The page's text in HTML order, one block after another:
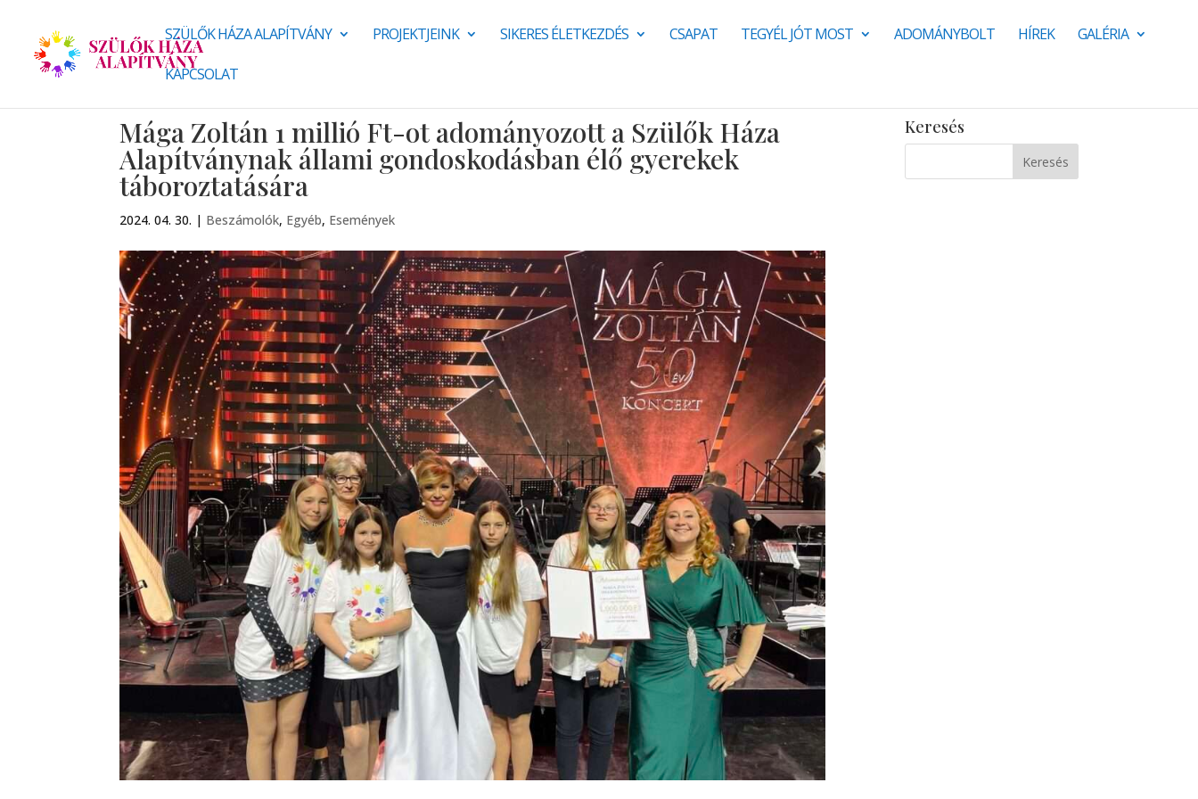
SZÜLŐK HÁZA ALAPÍTVÁNY PROJEKTJEINK SIKERES ÉLETKEZDÉS CSAPAT TEGYÉL JÓT MOST ADOMÁNYBOLT HÍREK GALÉRIA
KAPCSOLAT
Mága Zoltán 1 millió Ft-ot adományozott a Szülők Háza
Alapítványnak állami gondoskodásban élő gyerekek
táboroztatására
2024. 04. 30. | Beszámolók, Egyéb, Események
Keresés